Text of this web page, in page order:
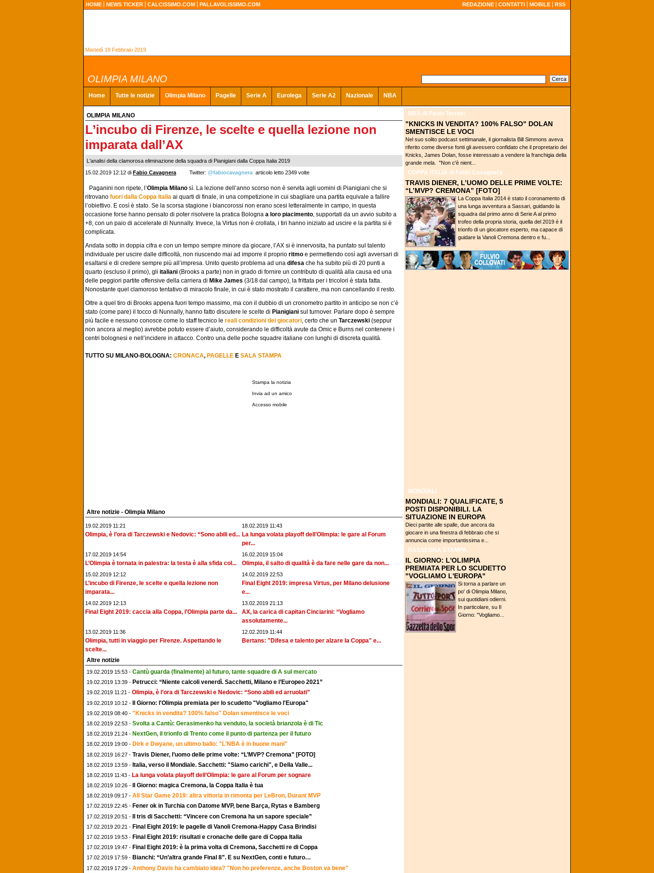
HOME NEWS TICKER CALCISSIMO.COM PALLAVOLISSIMO.COM REDAZIONE CONTATTI MOBILE RSS
Martedì 19 Febbraio 2019
OLIMPIA MILANO
Home Tutte le notizie Olimpia Milano Pagelle Serie A Eurolega Serie A2 Nazionale NBA
OLIMPIA MILANO
L’incubo di Firenze, le scelte e quella lezione non
imparata dall’AX
L'analisi della clamorosa eliminazione della squadra di Pianigiani dalla Coppa Italia 2019
15.02.2019 12:12 di Fabio Cavagnera Twitter: @fabiocavagnera articolo letto 2349 volte
Paganini non ripete, l’Olimpia Milano sì. La lezione dell’anno scorso non è servita agli uomini di Pianigiani che si
ritrovano fuori dalla Coppa Italia ai quarti di finale, in una competizione in cui sbagliare una partita equivale a fallire
l’obiettivo. E così è stato. Se la scorsa stagione i biancorossi non erano scesi letteralmente in campo, in questa
occasione forse hanno pensato di poter risolvere la pratica Bologna a loro piacimento, supportati da un avvio subito a
+8, con un paio di accelerate di Nunnally. Invece, la Virtus non è crollata, i tiri hanno iniziato ad uscire e la partita si è
complicata.
Andata sotto in doppia cifra e con un tempo sempre minore da giocare, l’AX si è innervosita, ha puntato sul talento
individuale per uscire dalle difficoltà, non riuscendo mai ad imporre il proprio ritmo e permettendo così agli avversari di
esaltarsi e di credere sempre più all’impresa. Unito questo problema ad una difesa che ha subito più di 20 punti a
quarto (escluso il primo), gli italiani (Brooks a parte) non in grado di fornire un contributo di qualità alla causa ed una
delle peggiori partite offensive della carriera di Mike James (3/18 dal campo), la frittata per i tricolori è stata fatta.
Nonostante quel clamoroso tentativo di miracolo finale, in cui è stato mostrato il carattere, ma non cancellando il resto.
Oltre a quel tiro di Brooks appena fuori tempo massimo, ma con il dubbio di un cronometro partito in anticipo se non c’è
stato (come pare) il tocco di Nunnally, hanno fatto discutere le scelte di Pianigiani sul turnover. Parlare dopo è sempre
più facile e nessuno conosce come lo staff tecnico le reali condizioni dei giocatori, certo che un Tarczewski (seppur
non ancora al meglio) avrebbe potuto essere d’aiuto, considerando le difficoltà avute da Omic e Burns nel contenere i
centri bolognesi e nell’incidere in attacco. Contro una delle poche squadre italiane con lunghi di discreta qualità.
TUTTO SU MILANO-BOLOGNA: CRONACA, PAGELLE E SALA STAMPA
Stampa la notizia
Invia ad un amico
Accesso mobile
Altre notizie - Olimpia Milano
19.02.2019 11:21
Olimpia, è l’ora di Tarczewski e Nedovic: “Sono abili ed...
18.02.2019 11:43
La lunga volata playoff dell’Olimpia: le gare al Forum
per...
17.02.2019 14:54
L’Olimpia è tornata in palestra: la testa è alla sfida col...
16.02.2019 15:04
Olimpia, il salto di qualità è da fare nelle gare da non...
15.02.2019 12:12
L’incubo di Firenze, le scelte e quella lezione non
imparata...
14.02.2019 22:53
Final Eight 2019: impresa Virtus, per Milano delusione
e...
14.02.2019 12:13
Final Eight 2019: caccia alla Coppa, l’Olimpia parte da...
13.02.2019 21:13
AX, la carica di capitan Cinciarini: “Vogliamo
assolutamente...
13.02.2019 11:36
Olimpia, tutti in viaggio per Firenze. Aspettando le
scelte...
12.02.2019 11:44
Bertans: "Difesa e talento per alzare la Coppa" e...
Altre notizie
19.02.2019 15:53 - Cantù guarda (finalmente) al futuro, tante squadre di A sul mercato
19.02.2019 13:39 - Petrucci: “Niente calcoli venerdì. Sacchetti, Milano e l’Europeo 2021”
19.02.2019 11:21 - Olimpia, è l’ora di Tarczewski e Nedovic: “Sono abili ed arruolati”
19.02.2019 10:12 - Il Giorno: l'Olimpia premiata per lo scudetto "Vogliamo l'Europa"
19.02.2019 08:40 - "Knicks in vendita? 100% falso" Dolan smentisce le voci
18.02.2019 22:53 - Svolta a Cantù: Gerasimenko ha venduto, la società brianzola è di Tic
18.02.2019 21:24 - NextGen, il trionfo di Trento come il punto di partenza per il futuro
18.02.2019 19:00 - Dirk e Dwyane, un ultimo ballo: "L'NBA è in buone mani"
18.02.2019 16:27 - Travis Diener, l’uomo delle prime volte: “L’MVP? Cremona” [FOTO]
18.02.2019 13:59 - Italia, verso il Mondiale. Sacchetti: "Siamo carichi", e Della Valle...
18.02.2019 11:43 - La lunga volata playoff dell’Olimpia: le gare al Forum per sognare
18.02.2019 10:26 - Il Giorno: magica Cremona, la Coppa Italia è tua
18.02.2019 09:17 - All Star Game 2019: altra vittoria in rimonta per LeBron, Durant MVP
17.02.2019 22:45 - Fener ok in Turchia con Datome MVP, bene Barça, Rytas e Bamberg
17.02.2019 20:51 - Il tris di Sacchetti: “Vincere con Cremona ha un sapore speciale”
17.02.2019 20:21 - Final Eight 2019: le pagelle di Vanoli Cremona-Happy Casa Brindisi
17.02.2019 19:53 - Final Eight 2019: risultati e cronache delle gare di Coppa Italia
17.02.2019 19:47 - Final Eight 2019: è la prima volta di Cremona, Sacchetti re di Coppa
17.02.2019 17:59 - Bianchi: “Un’altra grande Final 8”. E su NextGen, conti e futuro…
17.02.2019 17:29 - Anthony Davis ha cambiato idea? "Non ho preferenze, anche Boston va bene"
NBA di Paolo Terrasi
"KNICKS IN VENDITA? 100% FALSO" DOLAN
SMENTISCE LE VOCI
Nel suo solito podcast settimanale, il giornalista Bill Simmons aveva
riferito come diverse fonti gli avessero confidato che il propretario dei
Knicks, James Dolan, fosse interessato a vendere la franchigia della
grande mela. "Non c'è nient...
COPPA ITALIA di Fabio Cavagnera
TRAVIS DIENER, L’UOMO DELLE PRIME VOLTE:
“L’MVP? CREMONA” [FOTO]
La Coppa Italia 2014 è stato il coronamento di
una lunga avventura a Sassari, guidando la
squadra dal primo anno di Serie A al primo
trofeo della propria storia, quella del 2019 è il
trionfo di un giocatore esperto, ma capace di
guidare la Vanoli Cremona dentro e fu...
MONDIALI
MONDIALI: 7 QUALIFICATE, 5
POSTI DISPONIBILI. LA
SITUAZIONE IN EUROPA
Dieci partite alle spalle, due ancora da
giocare in una finestra di febbraio che si
annuncia come importantissima e...
RASSEGNA STAMPA
IL GIORNO: L'OLIMPIA
PREMIATA PER LO SCUDETTO
"VOGLIAMO L'EUROPA"
Si torna a parlare un
po' di Olimpia Milano,
sui quotidiani odierni.
In particolare, su Il
Giorno: "Vogliamo...